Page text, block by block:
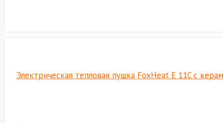
Электрическая тепловая пушка FoxHeat E 11C с